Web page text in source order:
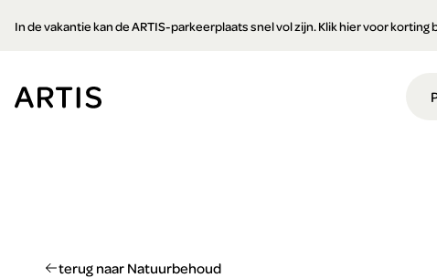
Ga naar
zoeken
In de vakantie kan de ARTIS-parkeerplaats snel vol zijn. Klik hier voor
terug naar Natuurbehoud